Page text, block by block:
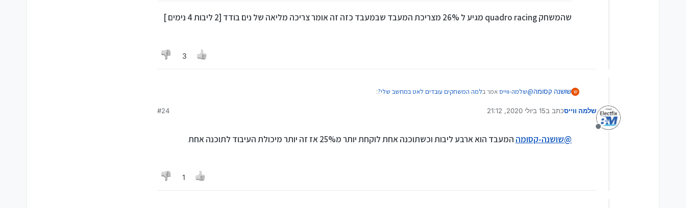
שהמשחק quadro racing מגיע ל 26% מצריכת המעבד שבמעבד כזה זה אומר צריכה מליאה של נים בודד [2 ליבות 4 נימים ]
3
ש שושנה קסומה@שלמה-ווייס אמר בלמה המשחקים עובדים לאט במחשב שלי?:
איפה?
מנותק
שלמה ווייסכתב ב15 ביולי 2020, 21:12
נערך לאחרונה על ידי שלמה ווייס
#24
@שושנה-קסומה המעבד הוא ארבע ליבות וכשתוכנה אחת לוקחת יותר מ25% אז זה יותר מיכולת העיבוד לתוכנה אחת
1